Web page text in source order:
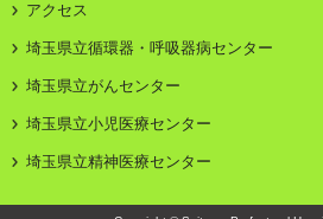
アクセス
埼玉県立循環器・呼吸器病センター
埼玉県立がんセンター
埼玉県立小児医療センター
埼玉県立精神医療センター